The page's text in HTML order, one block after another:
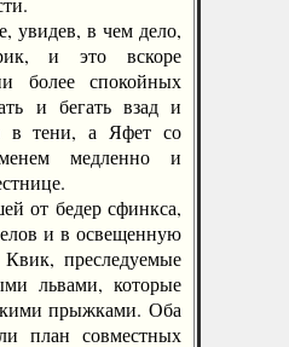
в чем дело,
и это вскоре
более спокойных
и бегать взад и
в тени, а Яфет со
медленно и
от бедер сфинкса,
и в освещенную
преследуемые
львами, которые
прыжками. Оба
план совместных